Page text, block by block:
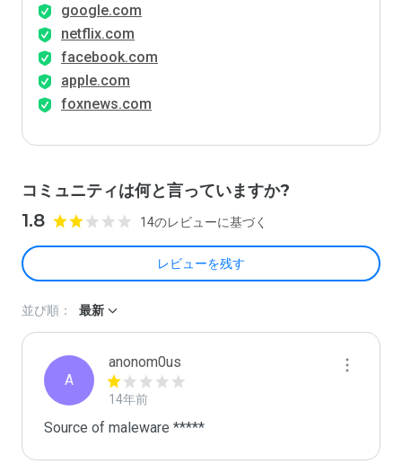
google.com
netflix.com
facebook.com
apple.com
foxnews.com
コミュニティは何と言っていますか?
1.8 14のレビューに基づく
レビューを残す
並び順： 最新
A
anonom0us
14年前
Source of maleware *****